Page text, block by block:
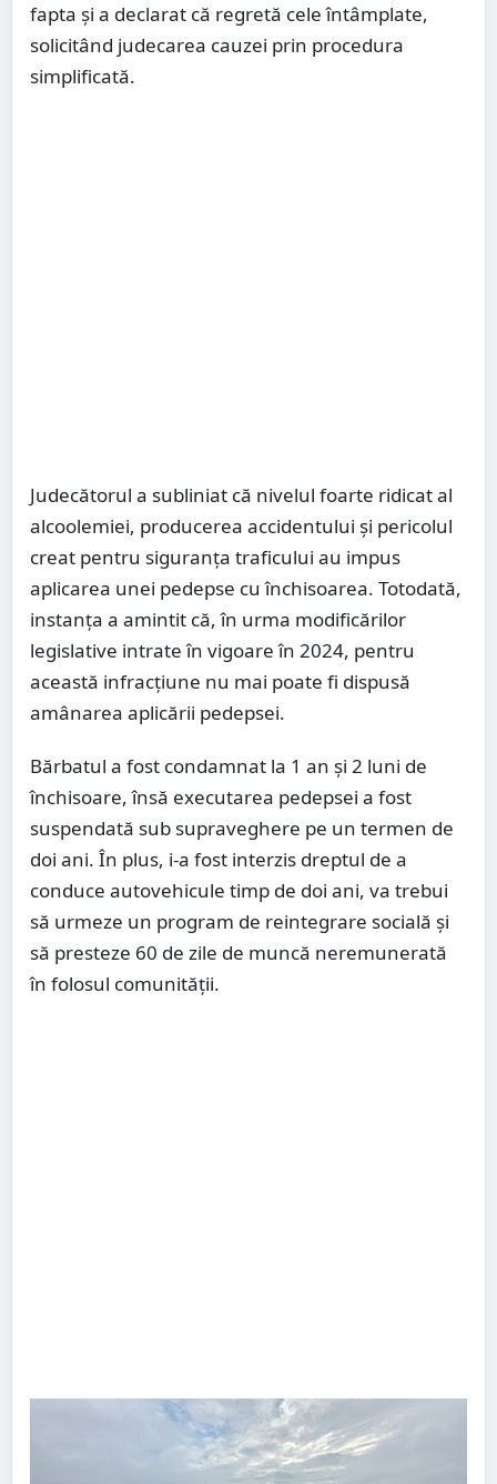
fapta și a declarat că regretă cele întâmplate,
solicitând judecarea cauzei prin procedura
simplificată.
Judecătorul a subliniat că nivelul foarte ridicat al
alcoolemiei, producerea accidentului și pericolul
creat pentru siguranța traficului au impus
aplicarea unei pedepse cu închisoarea. Totodată,
instanța a amintit că, în urma modificărilor
legislative intrate în vigoare în 2024, pentru
această infracțiune nu mai poate fi dispusă
amânarea aplicării pedepsei.
Bărbatul a fost condamnat la 1 an și 2 luni de
închisoare, însă executarea pedepsei a fost
suspendată sub supraveghere pe un termen de
doi ani. În plus, i-a fost interzis dreptul de a
conduce autovehicule timp de doi ani, va trebui
să urmeze un program de reintegrare socială și
să presteze 60 de zile de muncă neremunerată
în folosul comunității.